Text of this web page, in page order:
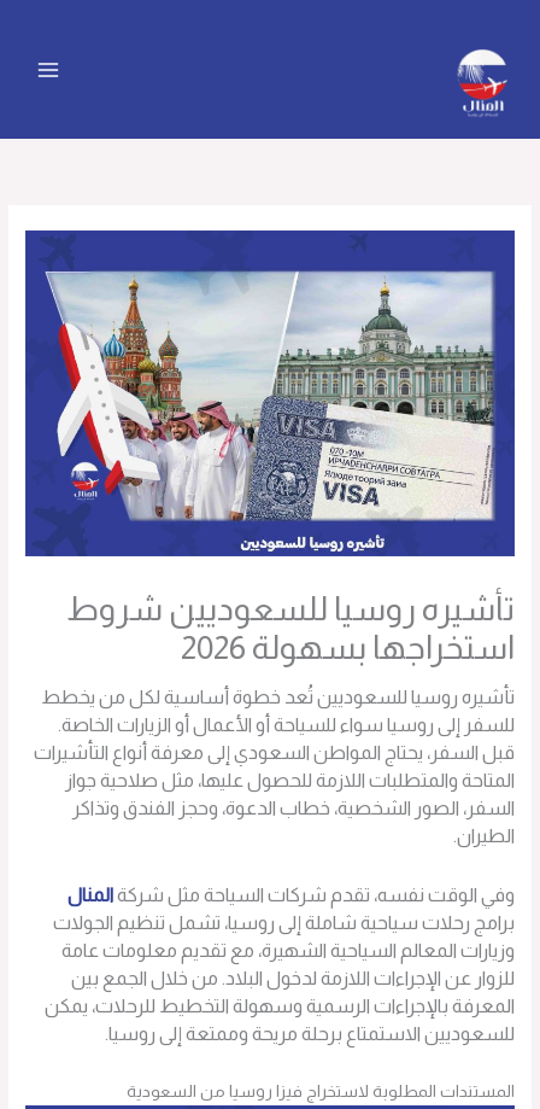
المحتوى
تأشيره روسيا للسعوديين شروط
استخراجها بسهولة 2026
تأشيره روسيا للسعوديين تُعد خطوة أساسية لكل من يخطط
للسفر إلى روسيا سواء للسياحة أو الأعمال أو الزيارات الخاصة.
قبل السفر، يحتاج المواطن السعودي إلى معرفة أنواع التأشيرات
المتاحة والمتطلبات اللازمة للحصول عليها، مثل صلاحية جواز
السفر، الصور الشخصية، خطاب الدعوة، وحجز الفندق وتذاكر
الطيران.
وفي الوقت نفسه، تقدم شركات السياحة مثل شركةالمنال
برامج رحلات سياحية شاملة إلى روسيا، تشمل تنظيم الجولات
وزيارات المعالم السياحية الشهيرة، مع تقديم معلومات عامة
للزوار عن الإجراءات اللازمة لدخول البلاد. من خلال الجمع بين
المعرفة بالإجراءات الرسمية وسهولة التخطيط للرحلات، يمكن
للسعوديين الاستمتاع برحلة مريحة وممتعة إلى روسيا.
المستندات المطلوبة لاستخراج فيزا روسيا من السعودية